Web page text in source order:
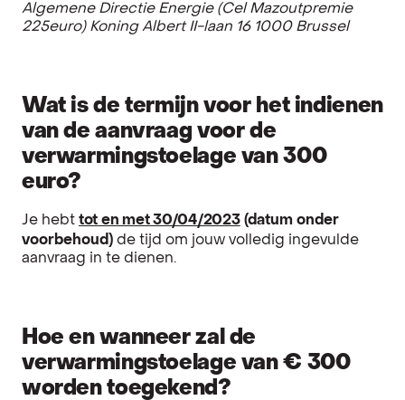
Algemene Directie Energie (Cel Mazoutpremie
225euro) Koning Albert II-laan 16 1000 Brussel
Wat is de termijn voor het indienen
van de aanvraag voor de
verwarmingstoelage van 300
euro?
Je hebt tot en met 30/04/2023 (datum onder
voorbehoud) de tijd om jouw volledig ingevulde
aanvraag in te dienen.
Hoe en wanneer zal de
verwarmingstoelage van € 300
worden toegekend?